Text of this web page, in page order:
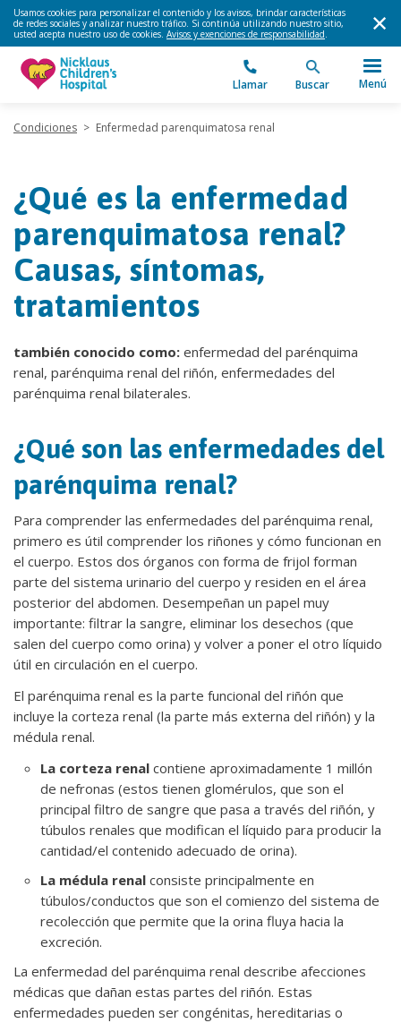
Usamos cookies para personalizar el contenido y los avisos, brindar características
de redes sociales y analizar nuestro tráfico. Si continúa utilizando nuestro sitio,
usted acepta nuestro uso de cookies. Avisos y exenciones de responsabilidad.
Llamar Buscar Menú
Condiciones > Enfermedad parenquimatosa renal
¿Qué es la enfermedad
parenquimatosa renal?
Causas, síntomas,
tratamientos
también conocido como: enfermedad del parénquima
renal, parénquima renal del riñón, enfermedades del
parénquima renal bilaterales.
¿Qué son las enfermedades del
parénquima renal?
Para comprender las enfermedades del parénquima renal,
primero es útil comprender los riñones y cómo funcionan en
el cuerpo. Estos dos órganos con forma de frijol forman
parte del sistema urinario del cuerpo y residen en el área
posterior del abdomen. Desempeñan un papel muy
importante: filtrar la sangre, eliminar los desechos (que
salen del cuerpo como orina) y volver a poner el otro líquido
útil en circulación en el cuerpo.
El parénquima renal es la parte funcional del riñón que
incluye la corteza renal (la parte más externa del riñón) y la
médula renal.
La corteza renal contiene aproximadamente 1 millón
de nefronas (estos tienen glomérulos, que son el
principal filtro de sangre que pasa a través del riñón, y
túbulos renales que modifican el líquido para producir la
cantidad/el contenido adecuado de orina).
La médula renal consiste principalmente en
túbulos/conductos que son el comienzo del sistema de
recolección que permite que la orina fluya hacia la
excreción.
La enfermedad del parénquima renal describe afecciones
médicas que dañan estas partes del riñón. Estas
enfermedades pueden ser congénitas, hereditarias o